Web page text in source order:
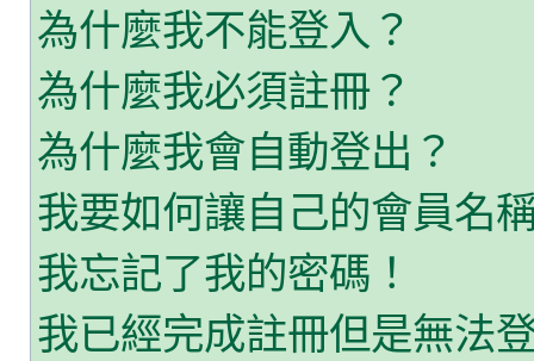
為什麼我不能登入？
為什麼我必須註冊？
為什麼我會自動登出？
我要如何讓自己的會員名
我忘記了我的密碼！
我已經完成註冊但是無法